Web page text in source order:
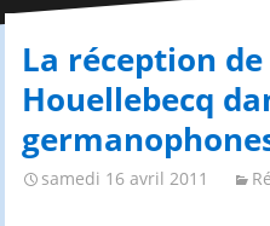
La réception
Houellebecq
samedi 16 avril 2011